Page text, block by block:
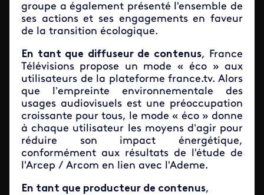
groupe a également présenté l'ensemble de
ses actions et ses engagements en faveur
de la transition écologique.
En tant que diffuseur de contenus, France
Télévisions propose un mode « éco » aux
utilisateurs de la plateforme france.tv. Alors
que l’empreinte environnementale des
usages audiovisuels est une préoccupation
croissante pour tous, le mode « éco » donne
à chaque utilisateur les moyens d’agir pour
réduire son impact énergétique,
conformément aux résultats de l'étude de
l'Arcep / Arcom en lien avec l'Ademe.
En tant que producteur de contenus,